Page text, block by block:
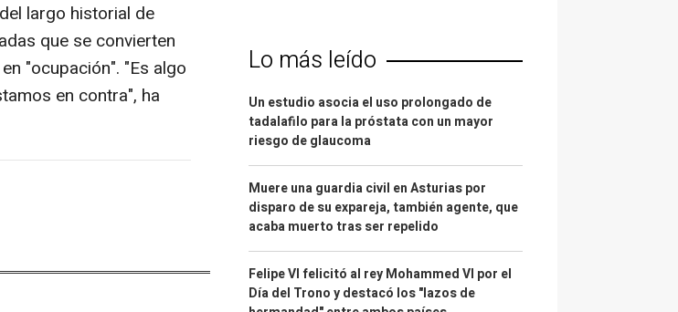
largo historial de
que se convierten
"ocupación". "Es algo
en contra", ha
Lo más leído
Un estudio asocia el uso prolongado de
tadalafilo para la próstata con un mayor
riesgo de glaucoma
Muere una guardia civil en Asturias por
disparo de su expareja, también agente, que
acaba muerto tras ser repelido
Felipe VI felicitó al rey Mohammed VI por el
Día del Trono y destacó los "lazos de